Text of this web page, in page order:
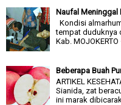
Naufal Meninggal
Kondisi
tempat duduknya
Kab. MOJOKERTO
Beberapa Buah
ARTIKEL
Sianida, zat
ini marak